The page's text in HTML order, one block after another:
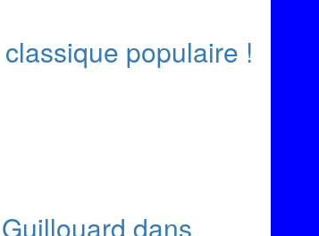
populaire !
dans